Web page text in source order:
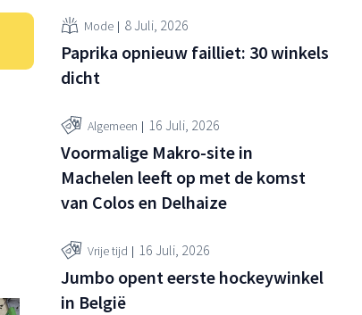
Mode 8 Juli, 2026
Paprika opnieuw failliet: 30 winkels
dicht
Algemeen 16 Juli, 2026
Voormalige Makro-site in
Machelen leeft op met de komst
van Colos en Delhaize
Vrije tijd 16 Juli, 2026
Jumbo opent eerste hockeywinkel
in België